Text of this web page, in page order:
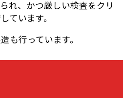
れ、かつ厳しい検査をクリ
ています。
も行っています。